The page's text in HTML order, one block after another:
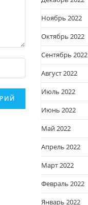
Ноябрь 2022
Октябрь 2022
Сентябрь 2022
Август 2022
Июль 2022
Июнь 2022
Май 2022
Апрель 2022
Март 2022
Февраль 2022
Январь 2022